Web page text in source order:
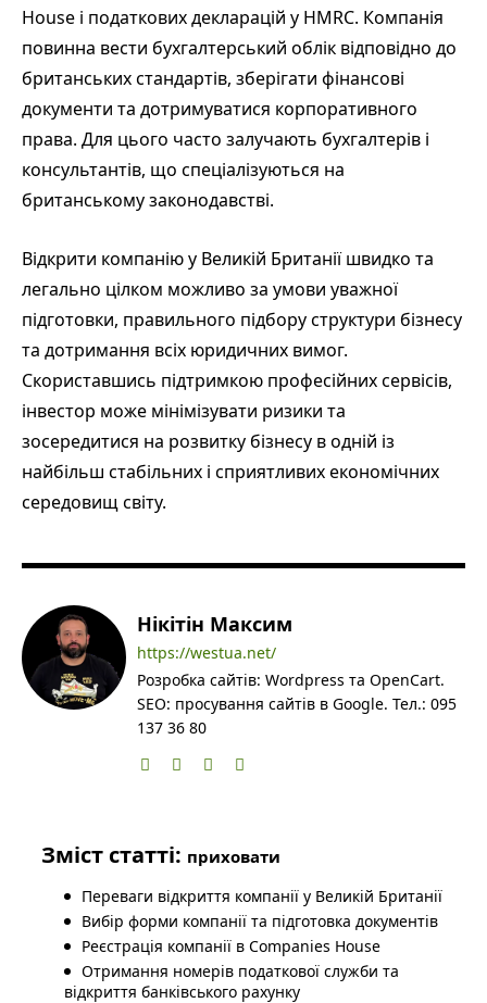
House і податкових декларацій у HMRC. Компанія
повинна вести бухгалтерський облік відповідно до
британських стандартів, зберігати фінансові
документи та дотримуватися корпоративного
права. Для цього часто залучають бухгалтерів і
консультантів, що спеціалізуються на
британському законодавстві.
Відкрити компанію у Великій Британії швидко та
легально цілком можливо за умови уважної
підготовки, правильного підбору структури бізнесу
та дотримання всіх юридичних вимог.
Скориставшись підтримкою професійних сервісів,
інвестор може мінімізувати ризики та
зосередитися на розвитку бізнесу в одній із
найбільш стабільних і сприятливих економічних
середовищ світу.
Нікітін Максим
https://westua.net/
Розробка сайтів: Wordpress та OpenCart.
SEO: просування сайтів в Google. Тел.: 095
137 36 80
Зміст статті: приховати
Переваги відкриття компанії у Великій Британії
Вибір форми компанії та підготовка документів
Реєстрація компанії в Companies House
Отримання номерів податкової служби та
відкриття банківського рахунку